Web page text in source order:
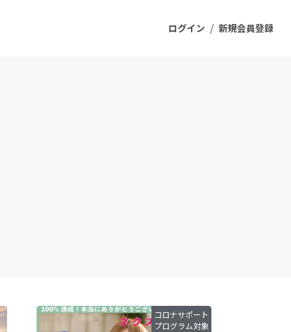
ログイン / 新規会員登録
コロナサポート
プログラム対象